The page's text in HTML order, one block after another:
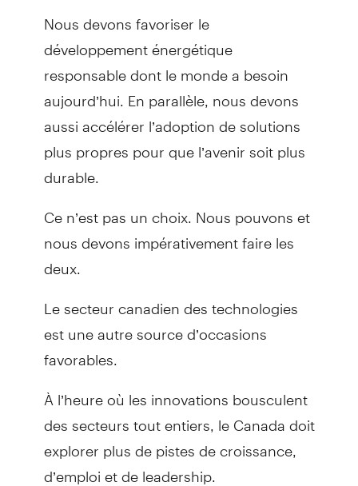
Nous devons favoriser le
développement énergétique
responsable dont le monde a besoin
aujourd’hui. En parallèle, nous devons
aussi accélérer l’adoption de solutions
plus propres pour que l’avenir soit plus
durable.
Ce n’est pas un choix. Nous pouvons et
nous devons impérativement faire les
deux.
Le secteur canadien des technologies
est une autre source d’occasions
favorables.
À l’heure où les innovations bousculent
des secteurs tout entiers, le Canada doit
explorer plus de pistes de croissance,
d’emploi et de leadership.